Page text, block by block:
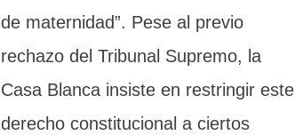
de maternidad”. Pese al previo
rechazo del Tribunal Supremo, la
Casa Blanca insiste en restringir este
derecho constitucional a ciertos